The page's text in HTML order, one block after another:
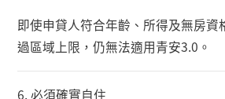
即使申貸人符合年齡、所得及無房資
過區域上限，仍無法適用青安3.0 。
6.必須確實自住